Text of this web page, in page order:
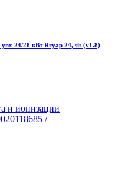
24/28 кВт Ягуар 24, sit (v1.8)